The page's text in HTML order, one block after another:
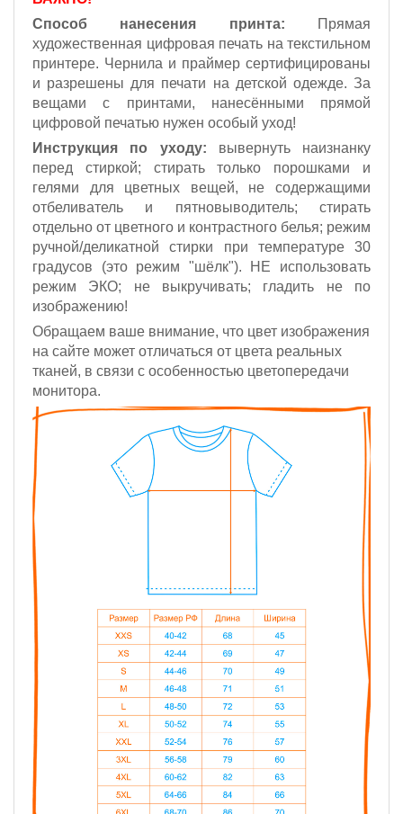
Способ нанесения принта: Прямая
художественная цифровая печать на текстильном
принтере. Чернила и праймер сертифицированы
и разрешены для печати на детской одежде. За
вещами с принтами, нанесёнными прямой
цифровой печатью нужен особый уход!
Инструкция по уходу: вывернуть наизнанку
перед стиркой; стирать только порошками и
гелями для цветных вещей, не содержащими
отбеливатель и пятновыводитель; стирать
отдельно от цветного и контрастного белья; режим
ручной/деликатной стирки при температуре 30
градусов (это режим "шёлк"). НЕ использовать
режим ЭКО; не выкручивать; гладить не по
изображению!
Обращаем ваше внимание, что цвет изображения
на сайте может отличаться от цвета реальных
тканей, в связи с особенностью цветопередачи
монитора.